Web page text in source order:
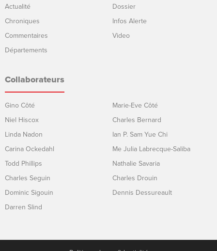
Actualité
Chroniques
Commentaires
Départements
Dossier
Infos Alerte
Video
Collaborateurs
Gino Côté
Niel Hiscox
Linda Nadon
Carina Ockedahl
Todd Phillips
Charles Seguin
Dominic Sigouin
Darren Slind
Marie-Eve Côté
Charles Bernard
Ian P. Sam Yue Chi
Me Julia Labrecque-Saliba
Nathalie Savaria
Charles Drouin
Dennis Dessureault